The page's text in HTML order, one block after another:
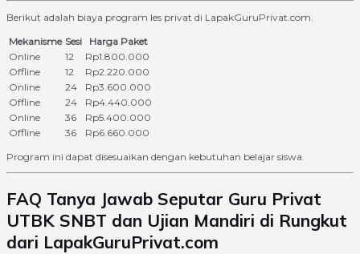
Berikut adalah biaya program les privat di LapakGuruPrivat.com.
Mekanisme Sesi
Harga Paket
Online
12
Rp1.800.000
Offline
12
Rp2.220.000
Online
24
Rp3.600.000
Offline
24
Rp4.440.000
Online
36
Rp5.400.000
Offline
36
Rp6.660.000
Program ini dapat disesuaikan dengan kebutuhan belajar siswa.
FAQ Tanya Jawab Seputar Guru Privat
UTBK SNBT dan Ujian Mandiri di Rungkut
dari LapakGuruPrivat.com